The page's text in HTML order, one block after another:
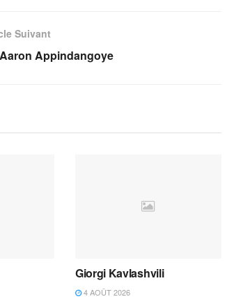
Suivant
Aaron Appindangoye
Giorgi Kavlashvili
4 AOÛT 2026